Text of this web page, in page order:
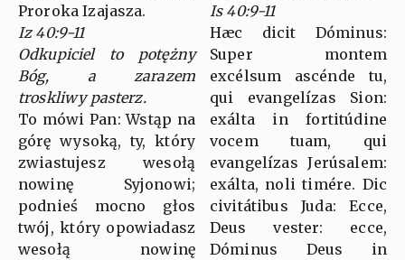
Proroka Izajasza.
Iz 40:9-11
Odkupiciel to potężny
Bóg, a zarazem
troskliwy pasterz.
To mówi Pan: Wstąp na
górę wysoką, ty, który
zwiastujesz wesołą
nowinę Syjonowi;
podnieś mocno głos
twój, który opowiadasz
wesołą nowinę
Is 40:9-11
Hæc dicit Dóminus:
Super montem
excélsum ascénde tu,
qui evangelízas Sion:
exálta in fortitúdine
vocem tuam, qui
evangelízas Jerúsalem:
exálta, noli timére. Dic
civitátibus Juda: Ecce,
Deus vester: ecce,
Dóminus Deus in